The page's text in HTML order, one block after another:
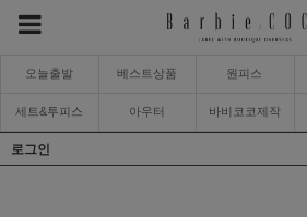
오늘출발 베스트상품 원피스
세트&투피스 아우터 바비코코제작
로그인